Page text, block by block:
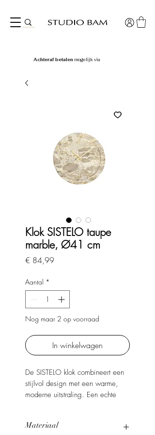
Achteraf betalen mogelijk via
Klok SISTELO taupe
marble, Ø41 cm
€ 84,99Prijs
Aantal *
Nog maar 2 op voorraad
In winkelwagen
De SISTELO klok combineert een
stijlvol design met een warme,
moderne uitstraling. Een echte
tijdloze vormgeving. Perfect voor
Materiaal